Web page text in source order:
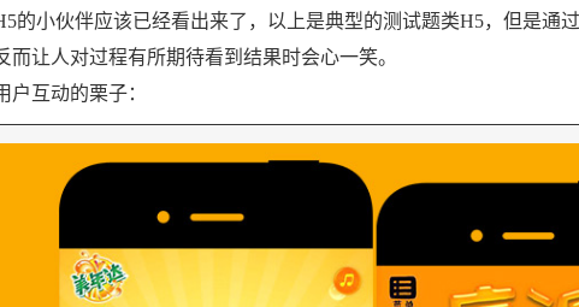
小伙伴应该已经看出来了，以上是典型的测试题类H5，但是通
而让人对过程有所期待看到结果时会心一笑。
互动的栗子：